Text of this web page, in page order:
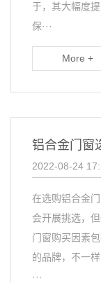
于，其大幅度
保···
More +
铝合金门窗
2022-08-24
在选购铝合金
会开展挑选，
门窗购买因素
的品牌，不一
···